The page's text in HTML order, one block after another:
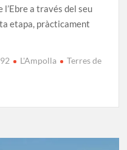
a través del seu
etapa, pràcticament
L'Ampolla
Terres de